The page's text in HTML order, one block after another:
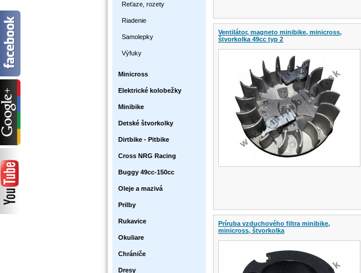
Reťaze, rozety
Riadenie
Samolepky
Výfuky
Minicross
Elektrické kolobežky
Minibike
Detské štvorkolky
Dirtbike - Pitbike
Cross NRG Racing
Buggy 49cc-150cc
Oleje a mazivá
Prilby
Rukavice
Okuliare
Chrániče
Dresy
Ventilátor, magneto minibike, minicross,
štvorkolka 49cc typ 2
Príruba vzduchového filtra minibike,
minicross, štvorkolka